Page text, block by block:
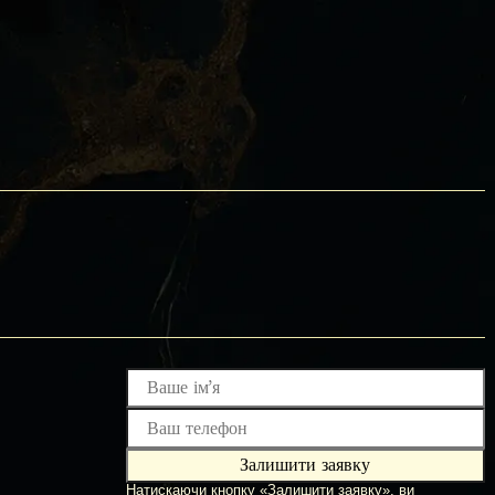
Печной комплекс с каменной
столешницей и облицовкой —
Залишити заявку
Натискаючи кнопку «Залишити заявку», ви